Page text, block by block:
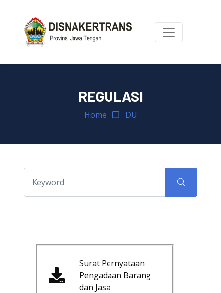
REGULASI
Home DU
Surat Pernyataan
Pengadaan Barang
dan Jasa